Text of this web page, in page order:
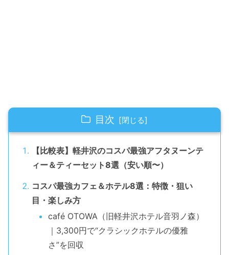
目次
【比較表】軽井沢のコスパ最強アフタヌーンテ
ィー＆ティーセット8選（安い順〜）
コスパ最強カフェ＆ホテル8選：特徴・狙い
目・楽しみ方
café OTOWA（旧軽井沢ホテル音羽ノ森）
｜3,300円で“クラシックホテルの優雅
さ”を回収